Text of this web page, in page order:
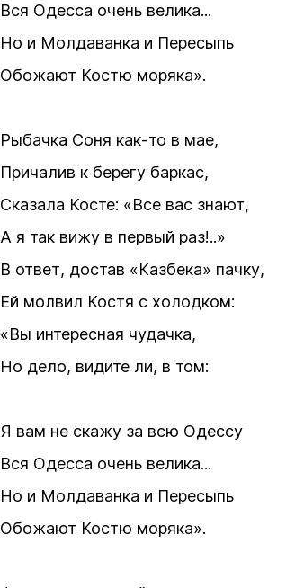
Вся Одесса очень велика...
Но и Молдаванка и Пересыпь
Обожают Костю моряка».
Рыбачка Соня как-то в мае,
Причалив к берегу баркас,
Сказала Косте: «Все вас знают,
А я так вижу в первый раз!..»
В ответ, достав «Казбека» пачку,
Ей молвил Костя с холодком:
«Вы интересная чудачка,
Но дело, видите ли, в том:
Я вам не скажу за всю Одессу
Вся Одесса очень велика...
Но и Молдаванка и Пересыпь
Обожают Костю моряка».